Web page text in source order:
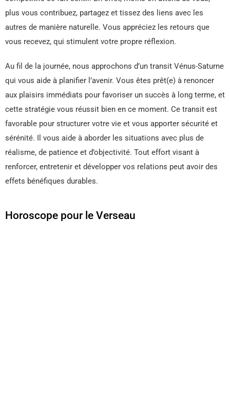
plus vous contribuez, partagez et tissez des liens avec les
autres de manière naturelle. Vous appréciez les retours que
vous recevez, qui stimulent votre propre réflexion.
Au fil de la journée, nous approchons d’un transit Vénus-Saturne
qui vous aide à planifier l’avenir. Vous êtes prêt(e) à renoncer
aux plaisirs immédiats pour favoriser un succès à long terme, et
cette stratégie vous réussit bien en ce moment. Ce transit est
favorable pour structurer votre vie et vous apporter sécurité et
sérénité. Il vous aide à aborder les situations avec plus de
réalisme, de patience et d’objectivité. Tout effort visant à
renforcer, entretenir et développer vos relations peut avoir des
effets bénéfiques durables.
Horoscope pour le Verseau